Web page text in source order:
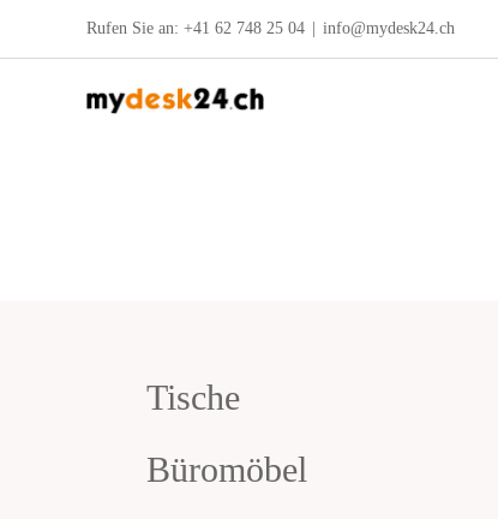
Rufen Sie an: +41 62 748 25 04 info@mydesk24.ch
Tische
Büromöbel